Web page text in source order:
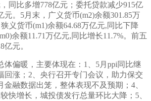
同比多增778亿元；委托贷款减少915亿
元。5月末，广义货币(m2)余额301.85万
义货币(m1)余额64.68万亿元,同比下降
余额11.71万亿元,同比增长11.7%。前五
元。
体偏暖，主要体现在：1、5月ppi同比继
回涨；2、央行召开专门会议，助力保交
金融数据出笼，整体表现不及预期；4、
快增长，城投债发行总量环比大降；5、